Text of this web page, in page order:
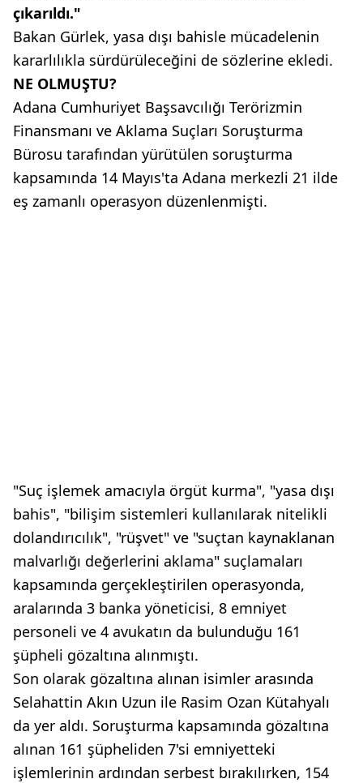
çıkarıldı."
Bakan Gürlek, yasa dışı bahisle mücadelenin
kararlılıkla sürdürüleceğini de sözlerine ekledi.
NE OLMUŞTU?
Adana Cumhuriyet Başsavcılığı Terörizmin
Finansmanı ve Aklama Suçları Soruşturma
Bürosu tarafından yürütülen soruşturma
kapsamında 14 Mayıs'ta Adana merkezli 21 ilde
eş zamanlı operasyon düzenlenmişti.
"Suç işlemek amacıyla örgüt kurma", "yasa dışı
bahis", "bilişim sistemleri kullanılarak nitelikli
dolandırıcılık", "rüşvet" ve "suçtan kaynaklanan
malvarlığı değerlerini aklama" suçlamaları
kapsamında gerçekleştirilen operasyonda,
aralarında 3 banka yöneticisi, 8 emniyet
personeli ve 4 avukatın da bulunduğu 161
şüpheli gözaltına alınmıştı.
Son olarak gözaltına alınan isimler arasında
Selahattin Akın Uzun ile Rasim Ozan Kütahyalı
da yer aldı. Soruşturma kapsamında gözaltına
alınan 161 şüpheliden 7'si emniyetteki
işlemlerinin ardından serbest bırakılırken, 154